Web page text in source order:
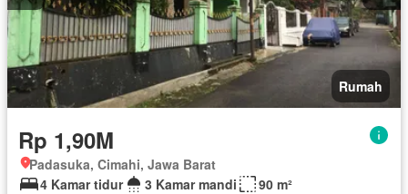
Rumah
Rp 1,90M
Padasuka, Cimahi, Jawa Barat
4 Kamar tidur
3 Kamar mandi
90 m²